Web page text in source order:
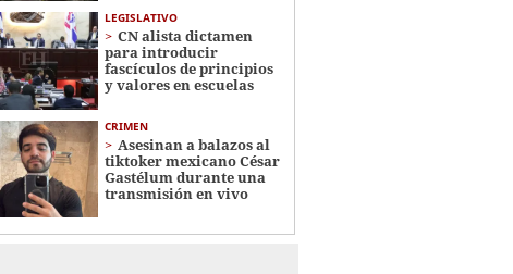
LEGISLATIVO
CN alista dictamen
para introducir
fascículos de principios
y valores en escuelas
CRIMEN
Asesinan a balazos al
tiktoker mexicano César
Gastélum durante una
transmisión en vivo